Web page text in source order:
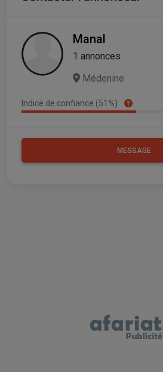
Manal
1 annonces
Médenine
Indice de confiance (51%)
MESSAGE